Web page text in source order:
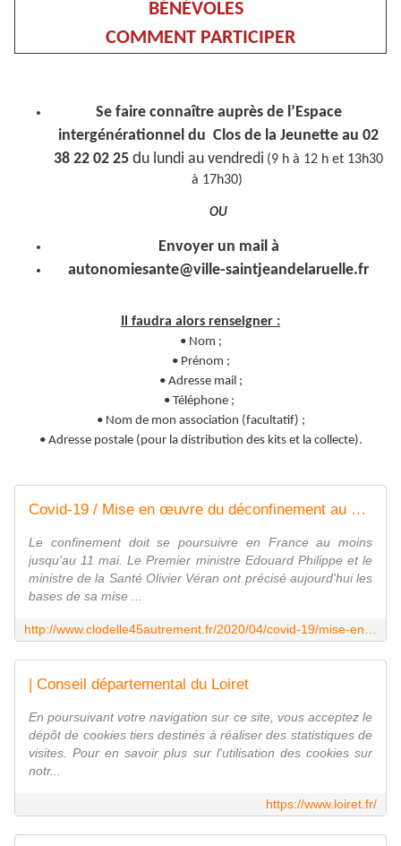
BÉNÉVOLES
COMMENT PARTICIPER
Se faire connaître auprès de l’Espace
intergénérationnel du Clos de la Jeunette au 02
38 22 02 25 du lundi au vendredi (9 h à 12 h et 13h30
à 17h30)
OU
Envoyer un mail à
autonomiesante@ville-saintjeandelaruelle.fr
Il faudra alors renseigner :
• Nom ;
• Prénom ;
• Adresse mail ;
• Téléphone ;
• Nom de mon association (facultatif) ;
• Adresse postale (pour la distribution des kits et la collecte).
Covid-19 / Mise en œuvre du déconfinement au 11 mai: le Premier ministre Edouard Philippe en précise les bases - VIVRE AUTREMENT VOS LOISIRS avec Clodelle
Le confinement doit se poursuivre en France au moins
jusqu'au 11 mai. Le Premier ministre Edouard Philippe et le
ministre de la Santé Olivier Véran ont précisé aujourd'hui les
bases de sa mise ...
| Conseil départemental du Loiret
En poursuivant votre navigation sur ce site, vous acceptez le
dépôt de cookies tiers destinés à réaliser des statistiques de
visites. Pour en savoir plus sur l'utilisation des cookies sur
notr...
https://www.loiret.fr/